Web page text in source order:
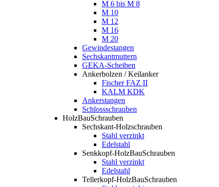
M 6 bis M 8
M 10
M 12
M 16
M 20
Gewindestangen
Sechskantmuttern
GEKA-Scheiben
Ankerbolzen / Keilanker
Fischer FAZ II
KALM KDK
Ankerstangen
Schlossschrauben
HolzBauSchrauben
Sechskant-Holzschrauben
Stahl verzinkt
Edelstahl
Senkkopf-HolzBauSchrauben
Stahl verzinkt
Edelstahl
Tellerkopf-HolzBauSchrauben